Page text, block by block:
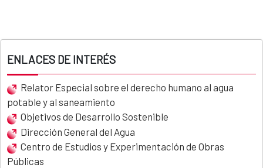
ENLACES DE INTERÉS
Relator Especial sobre el derecho humano al agua
potable y al saneamiento
Objetivos de Desarrollo Sostenible
Dirección General del Agua
Centro de Estudios y Experimentación de Obras
Públicas